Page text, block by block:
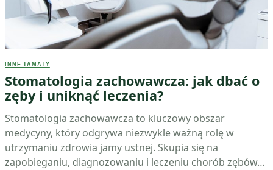
INNE TAMATY
Stomatologia zachowawcza: jak dbać o
zęby i uniknąć leczenia?
Stomatologia zachowawcza to kluczowy obszar
medycyny, który odgrywa niezwykle ważną rolę w
utrzymaniu zdrowia jamy ustnej. Skupia się na
zapobieganiu, diagnozowaniu i leczeniu chorób zębów…